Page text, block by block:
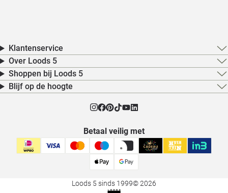
Klantenservice
Over Loods 5
Shoppen bij Loods 5
Blijf op de hoogte
Betaal veilig met
Loods 5 sinds 1999© 2026